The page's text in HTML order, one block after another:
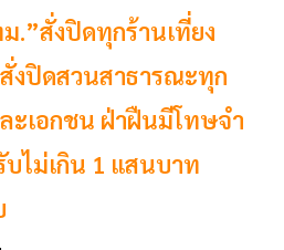
.”สั่งปิดทุกร้านเที่ยง
งปิดสวนสาธารณะทุก
ะเอกชน ฝ่าฝืนมีโทษจำ
ไม่เกิน 1 แสนบาท